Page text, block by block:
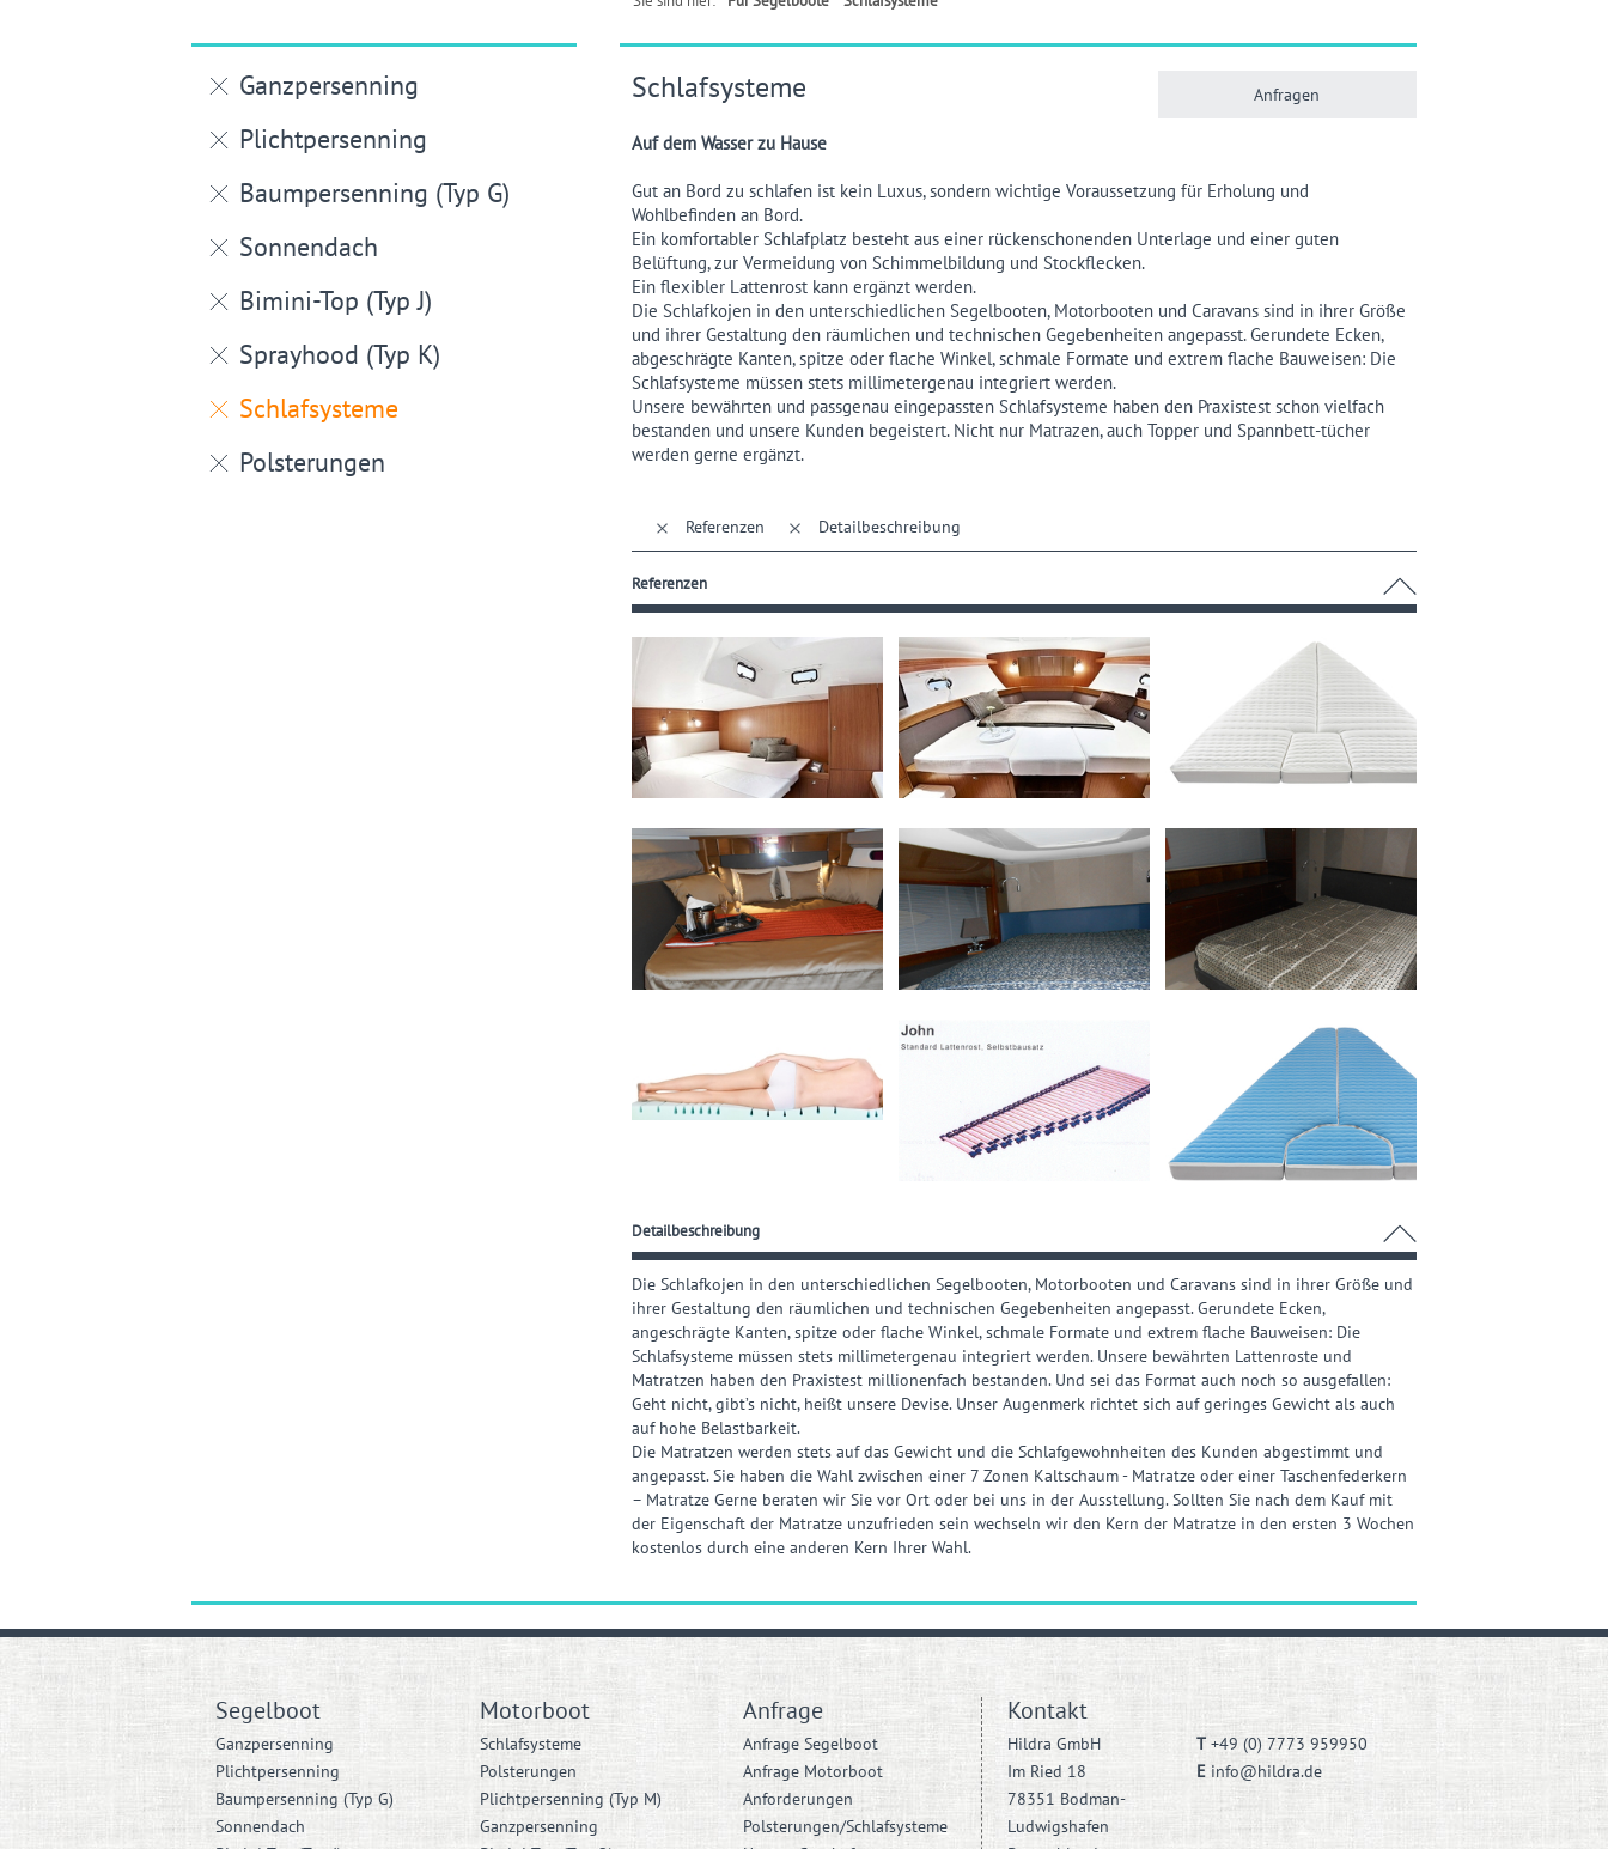
Ganzpersenning
Plichtpersenning
Baumpersenning (Typ G)
Sonnendach
Bimini-Top (Typ J)
Sprayhood (Typ K)
Schlafsysteme
Polsterungen
Anfragen
Schlafsysteme
Auf dem Wasser zu Hause
Gut an Bord zu schlafen ist kein Luxus, sondern wichtige Voraussetzung für Erholung und
Wohlbefinden an Bord.
Ein komfortabler Schlafplatz besteht aus einer rückenschonenden Unterlage und einer guten
Belüftung, zur Vermeidung von Schimmelbildung und Stockflecken.
Ein flexibler Lattenrost kann ergänzt werden.
Die Schlafkojen in den unterschiedlichen Segelbooten, Motorbooten und Caravans sind in ihrer Größe
und ihrer Gestaltung den räumlichen und technischen Gegebenheiten angepasst. Gerundete Ecken,
abgeschrägte Kanten, spitze oder flache Winkel, schmale Formate und extrem flache Bauweisen: Die
Schlafsysteme müssen stets millimetergenau integriert werden.
Unsere bewährten und passgenau eingepassten Schlafsysteme haben den Praxistest schon vielfach
bestanden und unsere Kunden begeistert. Nicht nur Matrazen, auch Topper und Spannbett-tücher
werden gerne ergänzt.
Referenzen Detailbeschreibung
Referenzen
Detailbeschreibung
Die Schlafkojen in den unterschiedlichen Segelbooten, Motorbooten und Caravans sind in ihrer Größe und
ihrer Gestaltung den räumlichen und technischen Gegebenheiten angepasst. Gerundete Ecken,
angeschrägte Kanten, spitze oder flache Winkel, schmale Formate und extrem flache Bauweisen: Die
Schlafsysteme müssen stets millimetergenau integriert werden. Unsere bewährten Lattenroste und
Matratzen haben den Praxistest millionenfach bestanden. Und sei das Format auch noch so ausgefallen:
Geht nicht, gibt’s nicht, heißt unsere Devise. Unser Augenmerk richtet sich auf geringes Gewicht als auch
auf hohe Belastbarkeit.
Die Matratzen werden stets auf das Gewicht und die Schlafgewohnheiten des Kunden abgestimmt und
angepasst. Sie haben die Wahl zwischen einer 7 Zonen Kaltschaum - Matratze oder einer Taschenfederkern
– Matratze Gerne beraten wir Sie vor Ort oder bei uns in der Ausstellung. Sollten Sie nach dem Kauf mit
der Eigenschaft der Matratze unzufrieden sein wechseln wir den Kern der Matratze in den ersten 3 Wochen
kostenlos durch eine anderen Kern Ihrer Wahl.
Segelboot
Ganzpersenning
Plichtpersenning
Baumpersenning (Typ G)
Sonnendach
Motorboot
Schlafsysteme
Polsterungen
Plichtpersenning (Typ M)
Ganzpersenning
Anfrage
Anfrage Segelboot
Anfrage Motorboot
Anforderungen
Polsterungen/Schlafsysteme
Kontakt
Hildra GmbH
Im Ried 18
78351 Bodman-
Ludwigshafen
T +49 (0) 7773 959950
E info@hildra.de